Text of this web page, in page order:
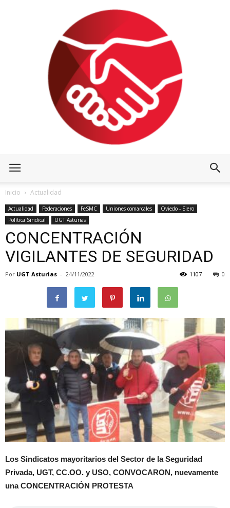
Inicio Actualidad
Actualidad Federaciones FeSMC Uniones comarcales
Oviedo - Siero
Política Sindical
UGT Asturias
CONCENTRACIÓN
VIGILANTES DE SEGURIDAD
Por UGT Asturias - 24/11/2022 0
1107
Los Sindicatos mayoritarios del Sector de la Seguridad
Privada, UGT, CC.OO. y USO, CONVOCARON, nuevamente
una CONCENTRACIÓN PROTESTA